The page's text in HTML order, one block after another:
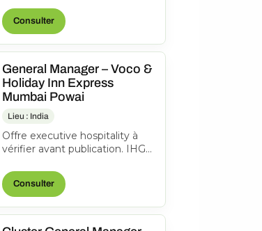
l’offre d’origine
Consulter
General Manager – Voco &
Holiday Inn Express
Mumbai Powai
Lieu : India
Offre executive hospitality à
vérifier avant publication. IHG
l’offre d’origine
Consulter